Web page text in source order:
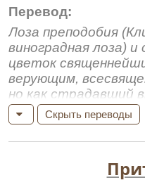
Перевод:
Лоза преподобия
виноградная лоза)
цветок
верующим,
но как страдавший
разделяющий
спасении душ наших.
Лозы́ был еси́
Скрыть переводы